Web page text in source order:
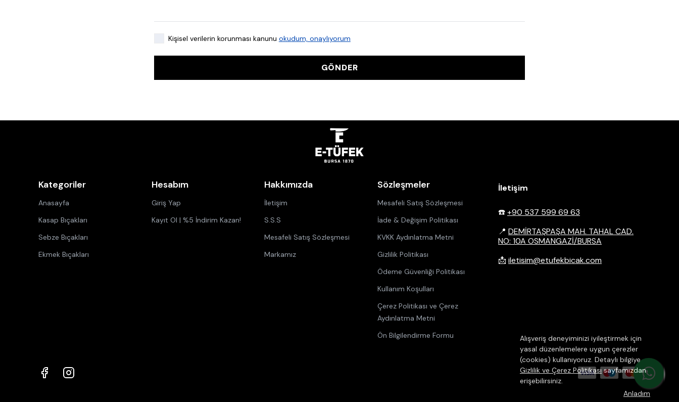
Alışveriş deneyiminizi iyileştirmek için
yasal düzenlemelere uygun çerezler
(cookies) kullanıyoruz. Detaylı bilgiye
Gizlilik ve Çerez Politikası sayfamızdan
erişebilirsiniz.
Anladım
Kişisel verilerin korunması kanunu okudum, onaylıyorum
GÖNDER
Kategoriler
Anasayfa
Kasap Bıçakları
Sebze Bıçakları
Ekmek Bıçakları
Hesabım
Giriş Yap
Kayıt Ol | %5 İndirim Kazan!
Hakkımızda
İletişim
S.S.S
Mesafeli Satış Sözleşmesi
Markamız
Sözleşmeler
Mesafeli Satış Sözleşmesi
İade & Değişim Politikası
KVKK Aydınlatma Metni
Gizlilik Politikası
Ödeme Güvenliği Politikası
Kullanım Koşulları
Çerez Politikası ve Çerez
Aydınlatma Metni
Ön Bilgilendirme Formu
İletişim
☎️+90 537 599 69 63
📍 DEMİRTAŞPAŞA MAH. TAHAL CAD.
NO: 10A OSMANGAZİ/BURSA
📩 iletisim@etufekbicak.com